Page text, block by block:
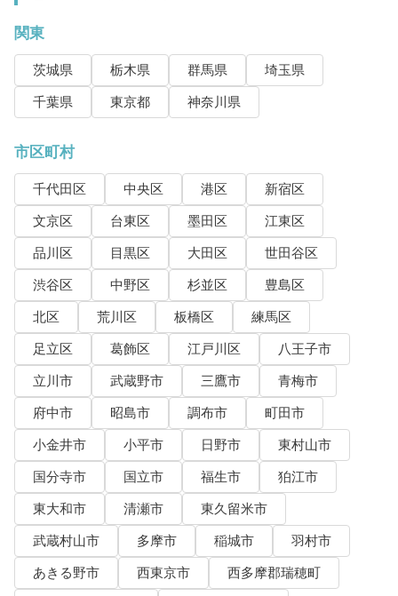
関東
茨城県 栃木県 群馬県
埼玉県
千葉県
東京都 神奈川県
市区町村
千代田区 中央区 港区
新宿区
文京区
台東区 墨田区
江東区
品川区
目黒区 大田区
世田谷区
渋谷区
中野区 杉並区
豊島区
北区
荒川区 板橋区
練馬区
足立区
葛飾区 江戸川区
八王子市
立川市
武蔵野市 三鷹市
青梅市
府中市
昭島市 調布市
町田市
小金井市
小平市 日野市
東村山市
国分寺市
国立市 福生市
狛江市
東大和市
清瀬市
東久留米市
武蔵村山市
多摩市 稲城市
羽村市
あきる野市
西東京市
西多摩郡瑞穂町